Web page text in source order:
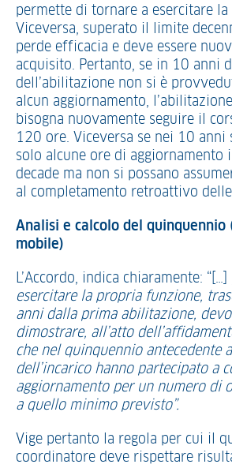
permette di tornare a esercitare la
Viceversa, superato il limite
perde efficacia e deve essere
acquisito. Pertanto, se in 10 anni
dell’abilitazione non si è
alcun aggiornamento,
bisogna nuovamente seguire il
120 ore. Viceversa se nei 10 anni
solo alcune ore di aggiornamento
decade ma non si possano
al completamento retroattivo
Analisi e calcolo del quinquennio
mobile)
L’Accordo, indica chiaramente: “[…]
esercitare la propria funzione,
anni dalla prima abilitazione,
dimostrare, all’atto
che nel quinquennio antecedente
dell’incarico hanno partecipato a
aggiornamento per un numero di
a quello minimo previsto”.
Vige pertanto la regola per cui il
coordinatore deve rispettare